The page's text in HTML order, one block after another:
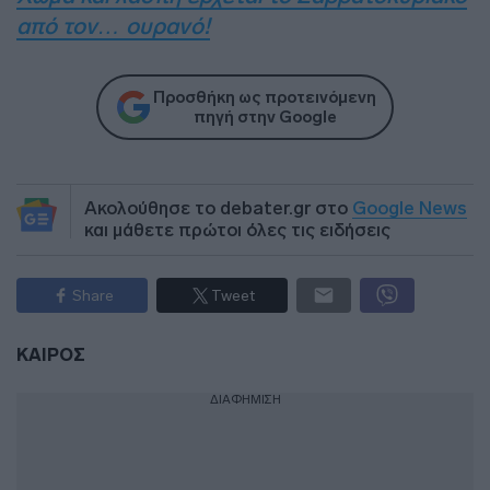
από τον… ουρανό!
Προσθήκη ως προτεινόμενη
πηγή στην Google
Ακολούθησε το debater.gr στο Google News
και μάθετε πρώτοι όλες τις ειδήσεις
Share Tweet
ΚΑΙΡΟΣ
ΔΙΑΦΗΜΙΣΗ